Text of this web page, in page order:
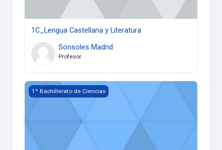
1C_Lengua Castellana y Literatura
Sonsoles Madrid
Profesor
1C_Matemáticas I
1º Bachillerato de Ciencias